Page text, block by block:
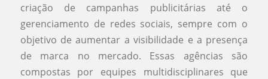
criação de campanhas publicitárias até o
gerenciamento de redes sociais, sempre com o
objetivo de aumentar a visibilidade e a presença
de marca no mercado. Essas agências são
compostas por equipes multidisciplinares que